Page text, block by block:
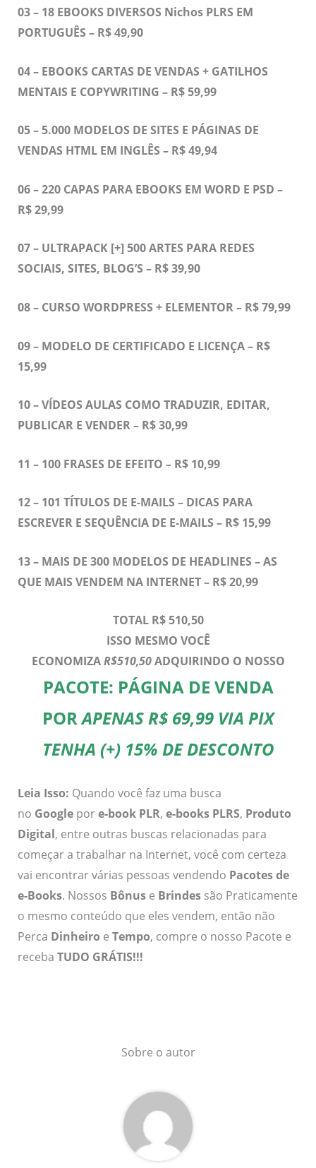
03 – 18 EBOOKS DIVERSOS Nichos PLRS EM
PORTUGUÊS – R$ 49,90
04 – EBOOKS CARTAS DE VENDAS + GATILHOS
MENTAIS E COPYWRITING – R$ 59,99
05 – 5.000 MODELOS DE SITES E PÁGINAS DE
VENDAS HTML EM INGLÊS – R$ 49,94
06 – 220 CAPAS PARA EBOOKS EM WORD E PSD –
R$ 29,99
07 – ULTRAPACK [+] 500 ARTES PARA REDES
SOCIAIS, SITES, BLOG’S – R$ 39,90
08 – CURSO WORDPRESS + ELEMENTOR – R$ 79,99
09 – MODELO DE CERTIFICADO E LICENÇA – R$
15,99
10 – VÍDEOS AULAS COMO TRADUZIR, EDITAR,
PUBLICAR E VENDER – R$ 30,99
11 – 100 FRASES DE EFEITO – R$ 10,99
12 – 101 TÍTULOS DE E-MAILS – DICAS PARA
ESCREVER E SEQUÊNCIA DE E-MAILS – R$ 15,99
13 – MAIS DE 300 MODELOS DE HEADLINES – AS
QUE MAIS VENDEM NA INTERNET – R$ 20,99
TOTAL R$ 510,50
ISSO MESMO VOCÊ
ECONOMIZAR$510,50ADQUIRINDO O NOSSO
PACOTE: PÁGINA DE VENDA
PORAPENAS R$ 69,99 VIA PIX
TENHA (+) 15% DE DESCONTO
Leia Isso: Quando você faz uma busca
no Googlepore-book PLR, e-books PLRS, Produto
Digital, entre outras buscas relacionadas para
começar a trabalhar na Internet, você com certeza
vai encontrar várias pessoas vendendo Pacotes de
e-Books. Nossos Bônuse Brindessão Praticamente
o mesmo conteúdo que eles vendem, então não
Perca Dinheiro e Tempo, compre o nosso Pacote e
receba TUDO GRÁTIS!!!
Sobre o autor